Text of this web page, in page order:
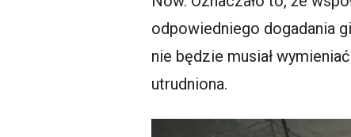
odpowiedniego dogadania
nie będzie musiał
utrudniona.